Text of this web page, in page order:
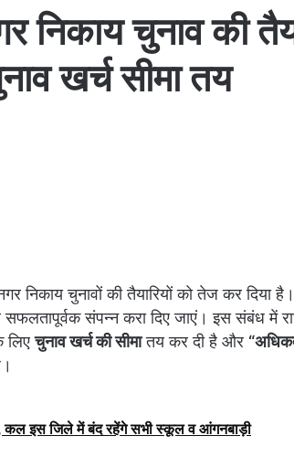
निकाय चुनाव की
खर्च सीमा तय
निकाय चुनावों की तैयारियों को तेज कर दिया
संपन्न करा दिए जाएं। इस संबंध में
लिएचुनाव खर्च की सीमातय कर दी है और
कल इस जिले में बंद रहेंगे सभी स्कूल व आंगनबाड़ी